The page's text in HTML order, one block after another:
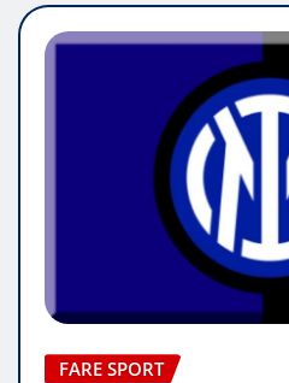
FARE SPORT